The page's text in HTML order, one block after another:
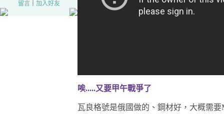
留言｜ 加入好友
唉.....又要甲午戰爭了
瓦良格號是俄國做的、鋼材好，大概需要